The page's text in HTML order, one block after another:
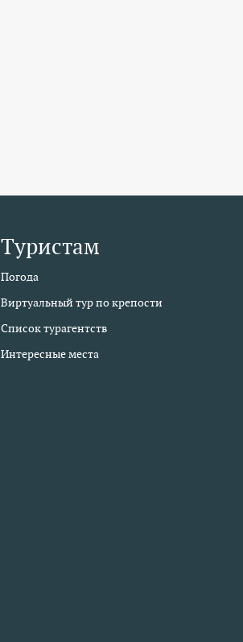
Туристам
Погода
Виртуальный тур по крепости
Список турагентств
Интересные места